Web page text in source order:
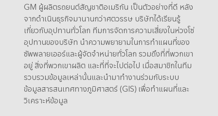
GM ผู้ผลิตรถยนต์สัญชาติอเมริกัน เป็นตัวอย่างที่ดี หลัง
จากดำเนินธุรกิจมานานกว่าศตวรรษ บริษัทได้เรียนรู้
เกี่ยวกับอุปทานทั่วโลก ทีมการจัดการความเสี่ยงในห่วงโซ่
อุปทานของบริษัท นำความพยายามในการทำแผนที่ของ
ซัพพลายเออร์และผู้จัดจำหน่ายทั่วโลก รวมถึงที่ที่พวกเขา
อยู่ สิ่งที่พวกเขาผลิต และที่ที่จะไปต่อไป เมื่อสมาชิกในทีม
รวบรวมข้อมูลเหล่านั้นและนำมาทำงานร่วมกับระบบ
ข้อมูลสารสนเทศทางภูมิศาสตร์ (GIS) เพื่อทำแผนที่และ
วิเคราะห์ข้อมูล